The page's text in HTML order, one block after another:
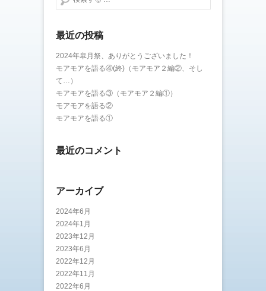
最近の投稿
2024年皐月祭、ありがとうございました！
モアモアを語る④(終)（モアモア２編②、そし
て…）
モアモアを語る③（モアモア２編①）
モアモアを語る②
モアモアを語る①
最近のコメント
アーカイブ
2024年6月
2024年1月
2023年12月
2023年6月
2022年12月
2022年11月
2022年6月